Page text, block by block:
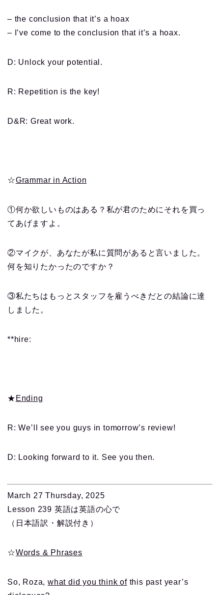
– the conclusion that it’s a hoax
– I’ve come to the conclusion that it’s a hoax.
D: Unlock your potential.
R: Repetition is the key!
D&R: Great work.
☆Grammar in Action
①何か欲しいものはある？私が君のためにそれを買っ
てあげますよ。
②マイクが、あなたが私に質問があると言いました。
何を知りたかったのですか？
③私たちはもっとスタッフを雇うべきだとの結論に達
しました。
**hire:
★ Ending
R: We’ll see you guys in tomorrow’s review!
D: Looking forward to it. See you then.
March 27 Thursday, 2025
Lesson 239 英語は英語の心で
（日本語訳・解説付き）
☆Words & Phrases
So, Roza,what did you think ofthis past year’s